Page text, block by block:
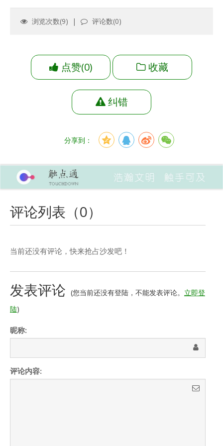
浏览次数(9) | 评论数(0)
点赞(0) 收藏
纠错
分享到：
评论列表（0）
当前还没有评论，快来抢占沙发吧！
发表评论 (您当前还没有登陆，不能发表评论。 立即登
陆)
昵称:
评论内容: